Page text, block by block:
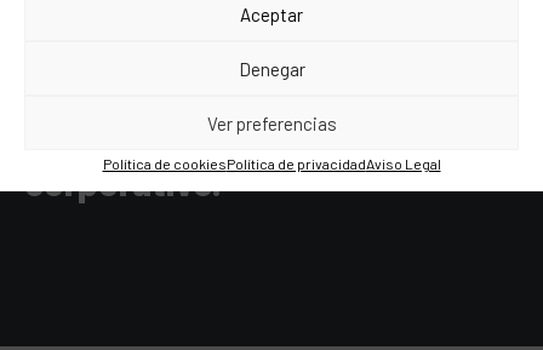
Aceptar
Denegar
Ver preferencias
Política de cookiesPolítica de privacidadAviso Legal
desconocido como experto en
una temática de actualidad
funciona mucho mejor que un
relato meramente
corporativo."